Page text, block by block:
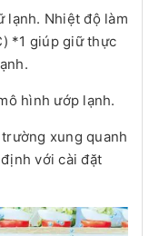
lạnh. Nhiệt độ làm
*1 giúp giữ thực
hình ướp lạnh.
xung quanh
với cài đặt